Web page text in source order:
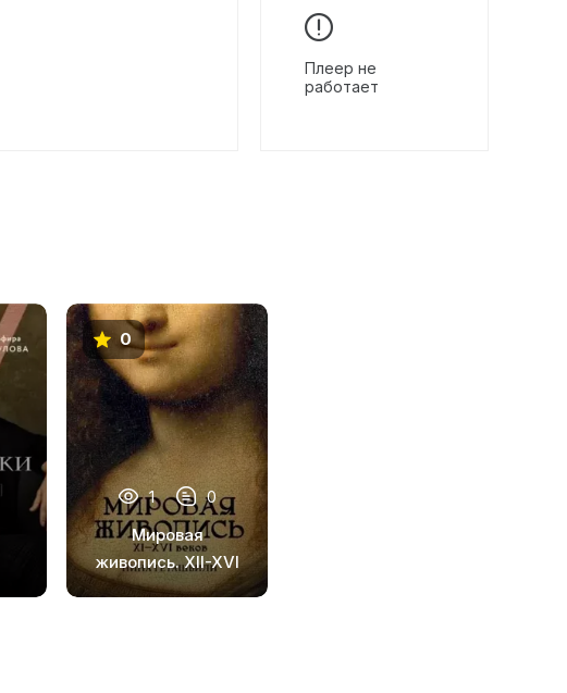
Плеер не
работает
0
1 0
Мировая
живопись. XII-XVI
века